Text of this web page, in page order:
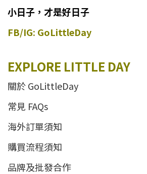
小日子，才是好日子
FB/IG: GoLittleDay
EXPLORE LITTLE DAY
關於 GoLittleDay
常見 FAQs
海外訂單須知
購買流程須知
品牌及批發合作